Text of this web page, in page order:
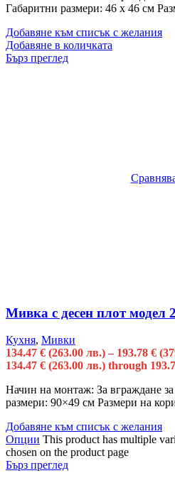
Габаритни размери: 46 x 46 см
Добавяне към списък с желания
Добавяне в количката
Бърз преглед
Мивка с десен плот модел
Кухня, Мивки
134.47 € (263.00 лв.) – 193.78 €
134.47 € (263.00 лв.) through
Начин на монтаж: За вграждане
размери: 90×49 см Размери на
Добавяне към списък с желания
Опции This product has multiple
chosen on the product page
Бърз преглед